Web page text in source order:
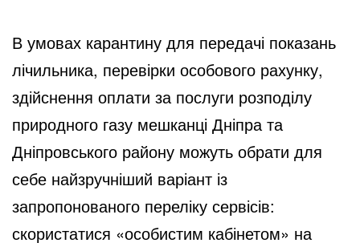
В умовах карантину для передачі показань
лічильника, перевірки особового рахунку,
здійснення оплати за послуги розподілу
природного газу мешканці Дніпра та
Дніпровського району можуть обрати для
себе найзручніший варіант із
запропонованого переліку сервісів:
скористатися «особистим кабінетом» на